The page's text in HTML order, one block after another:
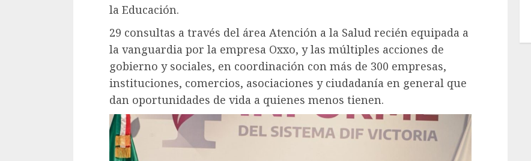
la Educación.
29 consultas a través del área Atención a la Salud recién equipada a
la vanguardia por la empresa Oxxo, y las múltiples acciones de
gobierno y sociales, en coordinación con más de 300 empresas,
instituciones, comercios, asociaciones y ciudadanía en general que
dan oportunidades de vida a quienes menos tienen.